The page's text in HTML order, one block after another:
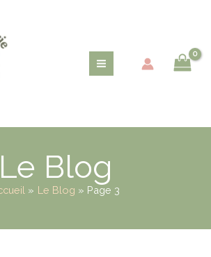
Le Blog
Le Blog Page 3